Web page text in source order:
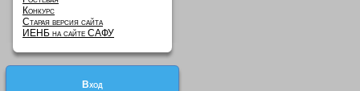
Конкурс
Старая версия сайта
ИЕНБ на сайте САФУ
Вход